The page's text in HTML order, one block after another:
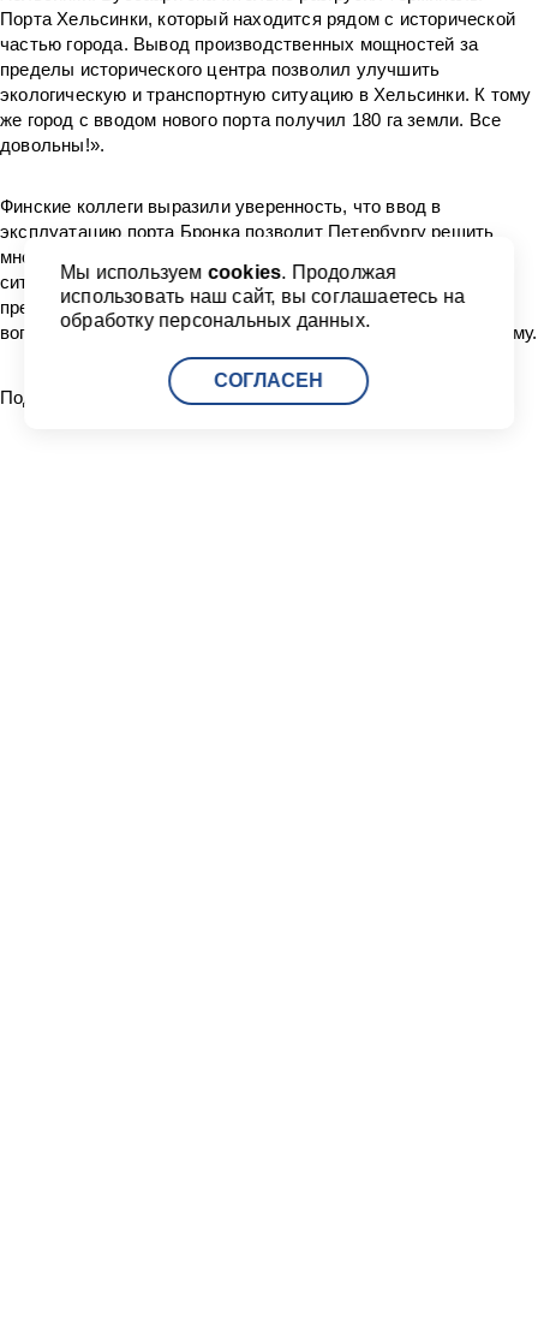
Порта Хельсинки, который находится рядом с исторической
частью города. Вывод производственных мощностей за
пределы исторического центра позволил улучшить
экологическую и транспортную ситуацию в Хельсинки. К тому
же город c вводом нового порта получил 180 га земли. Все
довольны!».
Финские коллеги выразили уверенность, что ввод в
эксплуатацию порта Бронка позволит Петербургу решить
множество городских проблем – улучшить экологическую
ситуацию в городе, снизить транспортную нагрузку. Также
представители Порта Хельсинки в ходе визита затронули
вопросы инвестирования в российскую транспортную систему.
Поделиться:
Мы используем cookies. Продолжая
использовать наш сайт, вы соглашаетесь на
обработку персональных данных.
СОГЛАСЕН